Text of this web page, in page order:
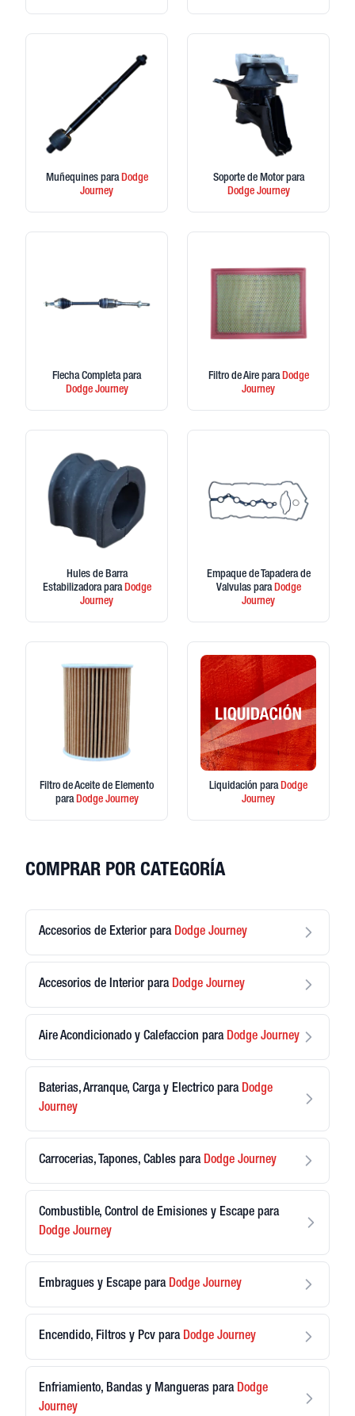
Muñequines paraDodge
Journey
Soporte de Motor para
DodgeJourney
Flecha Completa para
DodgeJourney
Filtro de Aire paraDodge
Journey
Hules de Barra
Estabilizadora paraDodge
Journey
Empaque de Tapadera de
Valvulas paraDodge
Journey
Filtro de Aceite de Elemento
paraDodgeJourney
Liquidación paraDodge
Journey
COMPRAR POR CATEGORÍA
Accesorios de Exterior para Dodge Journey
Accesorios de Interior para Dodge Journey
Aire Acondicionado y Calefaccion para Dodge Journey
Baterias, Arranque, Carga y Electrico para Dodge
Journey
Carrocerias, Tapones, Cables para Dodge Journey
Combustible, Control de Emisiones y Escape para
Dodge Journey
Embragues y Escape para Dodge Journey
Encendido, Filtros y Pcv para Dodge Journey
Enfriamiento, Bandas y Mangueras para Dodge
Journey